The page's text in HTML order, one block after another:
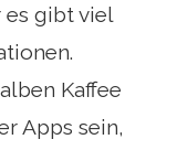
gibt viel
Kaffee
Apps sein,